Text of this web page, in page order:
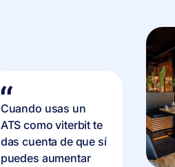
Cuando usas un
ATS como viterbit te
das cuenta de que sí
puedes aumentar